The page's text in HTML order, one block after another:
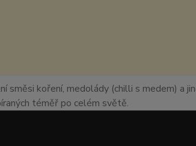
směsi koření, medolády (chilli s medem) a
téměř po celém světě.